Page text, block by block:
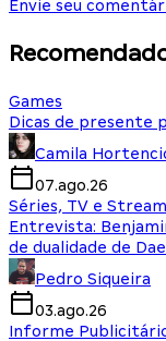
Envie seu
Games
Dicas de presente
Camila
07.ago.26
Séries, TV e
Entrevista:
de dualidade de
Pedro Siqueira
03.ago.26
Informe